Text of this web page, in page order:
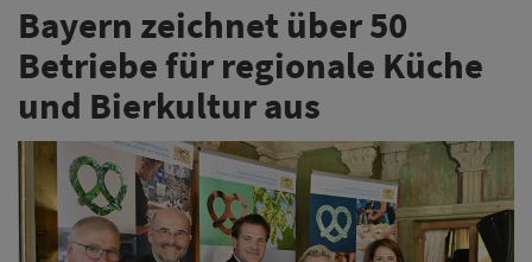
Bayern zeichnet über 50
Betriebe für regionale Küche
und Bierkultur aus